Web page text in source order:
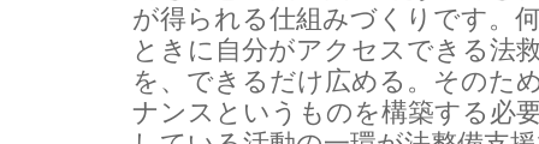
が得られる仕組みづくりです。
ときに自分がアクセスできる法
を、できるだけ広める。そのた
ナンスというものを構築する必